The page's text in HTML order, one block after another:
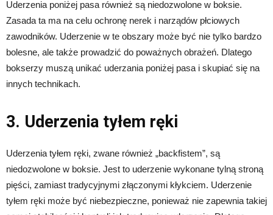
Uderzenia poniżej pasa również są niedozwolone w boksie.
Zasada ta ma na celu ochronę nerek i narządów płciowych
zawodników. Uderzenie w te obszary może być nie tylko bardzo
bolesne, ale także prowadzić do poważnych obrażeń. Dlatego
bokserzy muszą unikać uderzania poniżej pasa i skupiać się na
innych technikach.
3. Uderzenia tyłem ręki
Uderzenia tyłem ręki, zwane również „backfistem”, są
niedozwolone w boksie. Jest to uderzenie wykonane tylną stroną
pięści, zamiast tradycyjnymi złączonymi kłykciem. Uderzenie
tyłem ręki może być niebezpieczne, ponieważ nie zapewnia takiej